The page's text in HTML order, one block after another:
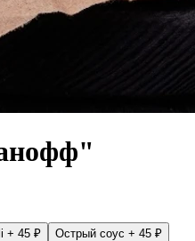
+ 45 ₽ Острый соус + 45 ₽